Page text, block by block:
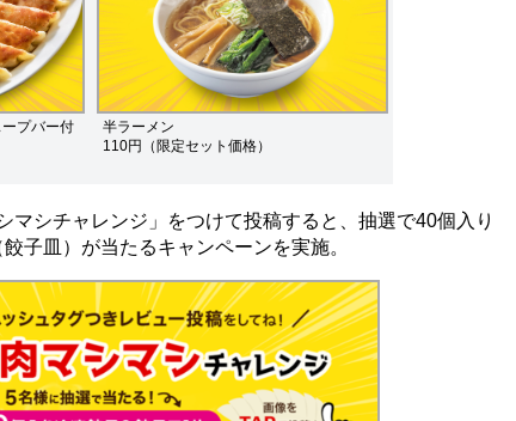
プバー付
半ラーメン
110円（限定セット価格）
シチャレンジ」をつけて投稿すると、抽選で40個入り
子皿）が当たるキャンペーンを実施。